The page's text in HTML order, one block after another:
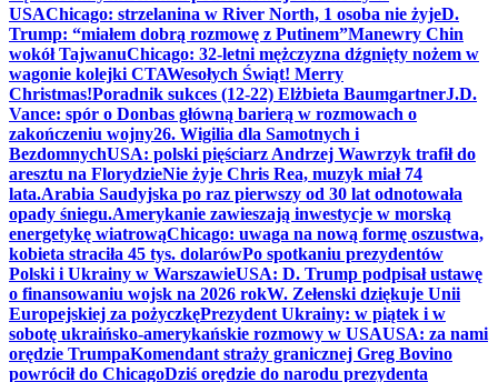
USAChicago: strzelanina w River North, 1 osoba nie żyjeD.
Trump: “miałem dobrą rozmowę z Putinem”Manewry Chin
wokół TajwanuChicago: 32-letni mężczyzna dźgnięty nożem w
wagonie kolejki CTAWesołych Świąt! Merry
Christmas!Poradnik sukces (12-22) Elżbieta BaumgartnerJ.D.
Vance: spór o Donbas główną barierą w rozmowach o
zakończeniu wojny26. Wigilia dla Samotnych i
BezdomnychUSA: polski pięściarz Andrzej Wawrzyk trafił do
aresztu na FlorydzieNie żyje Chris Rea, muzyk miał 74
lata.Arabia Saudyjska po raz pierwszy od 30 lat odnotowała
opady śniegu.Amerykanie zawieszają inwestycje w morską
energetykę wiatrowąChicago: uwaga na nową formę oszustwa,
kobieta straciła 45 tys. dolarówPo spotkaniu prezydentów
Polski i Ukrainy w WarszawieUSA: D. Trump podpisał ustawę
o finansowaniu wojsk na 2026 rokW. Zełenski dziękuje Unii
Europejskiej za pożyczkęPrezydent Ukrainy: w piątek i w
sobotę ukraińsko-amerykańskie rozmowy w USAUSA: za nami
orędzie TrumpaKomendant straży granicznej Greg Bovino
powrócił do ChicagoDziś orędzie do narodu prezydenta